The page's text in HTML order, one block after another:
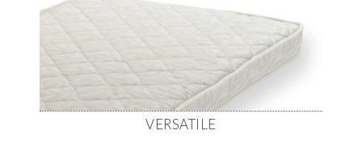
VERSATILE